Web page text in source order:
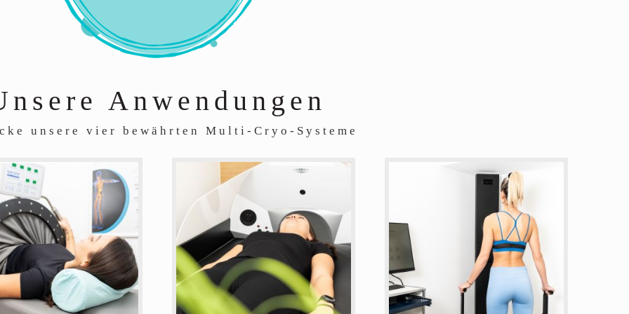
Anwendungen
unsere vier bewährten Multi-Cryo-Systeme